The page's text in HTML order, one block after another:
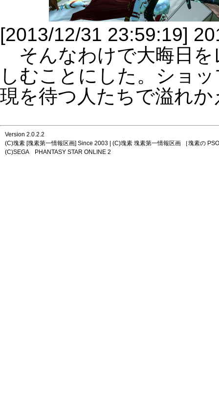
[2013/12/31 23:59:19]
そんなわけで大晦日を
しむことにした。ショ
現を待つ人たちで溢れ
Version 2.0.2.2
(C)塊素 [塊素第一情報区画] Since 2003 | (C)塊素 塊素第一情報区画 ［塊素の
(C)SEGA PHANTASY STAR ONLINE 2